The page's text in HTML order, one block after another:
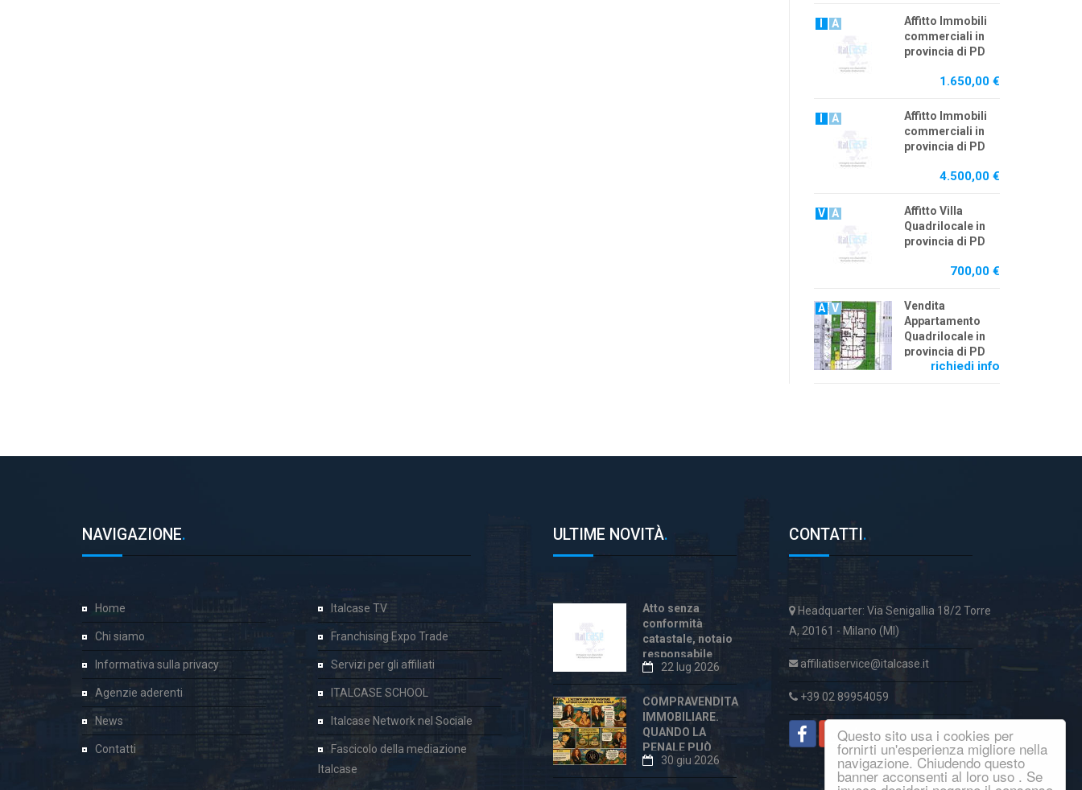
Questo sito usa i cookies per
fornirti un'esperienza migliore nella
navigazione. Chiudendo questo
banner acconsenti al loro uso . Se
A
Affitto Immobili
commerciali in
provincia di PD
1.650,00 €
A
Affitto Immobili
commerciali in
provincia di PD
4.500,00 €
V A
Affitto Villa
Quadrilocale in
provincia di PD
700,00 €
A V
Vendita
Appartamento
Quadrilocale in
provincia di PD
richiedi info
NAVIGAZIONE.
Home
Chi siamo
Informativa sulla privacy
Agenzie aderenti
News
Contatti
Italcase TV
Franchising Expo Trade
Servizi per gli affiliati
ITALCASE SCHOOL
Italcase Network nel Sociale
Fascicolo della mediazione
Italcase
ULTIME NOVITÀ.
Atto senza
conformità
catastale, notaio
responsabile
anche dopo la
«correzione»
22 lug 2026
COMPRAVENDITA
IMMOBILIARE.
QUANDO LA
PENALE PUÒ
ESSERE
ECCESSIVA E
30 giu 2026
CONTATTI .
Headquarter: Via Senigallia 18/2 Torre
A, 20161 - Milano (MI)
affiliatiservice@italcase.it
+39 02 89954059